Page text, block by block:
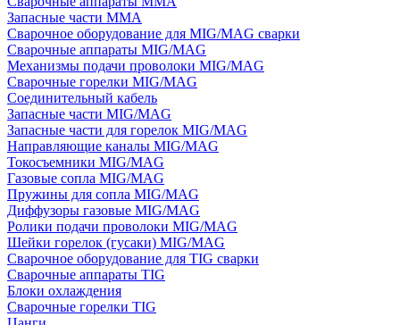
Запасные части MMA
Сварочное оборудование для MIG/MAG сварки
Сварочные аппараты MIG/MAG
Механизмы подачи проволоки MIG/MAG
Сварочные горелки MIG/MAG
Соединительный кабель
Запасные части MIG/MAG
Запасные части для горелок MIG/MAG
Направляющие каналы MIG/MAG
Токосъемники MIG/MAG
Газовые сопла MIG/MAG
Пружины для сопла MIG/MAG
Диффузоры газовые MIG/MAG
Ролики подачи проволоки MIG/MAG
Шейки горелок (гусаки) MIG/MAG
Сварочное оборудование для TIG сварки
Сварочные аппараты TIG
Блоки охлаждения
Сварочные горелки TIG